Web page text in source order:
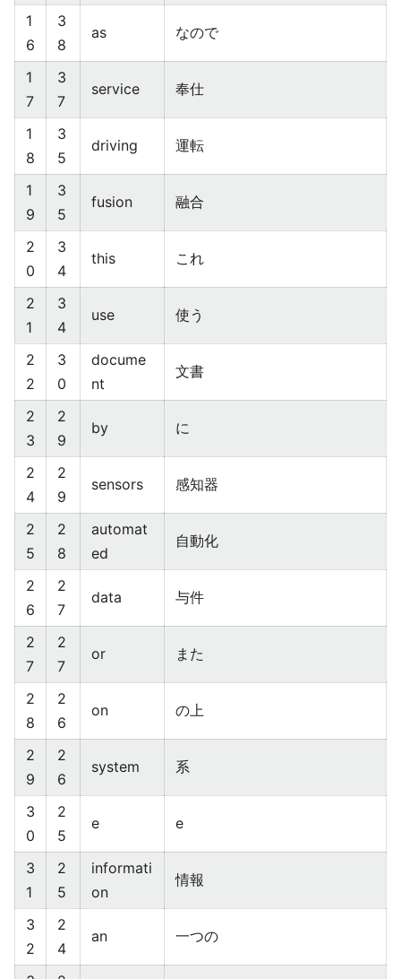
1
6
3
8
as なので
1
7
3
7
service 奉仕
1
8
3
5
driving 運転
1
9
3
5
fusion 融合
2
0
3
4
this これ
2
1
3
4
use 使う
2
2
3
0
docume
nt
文書
2
3
2
9
by に
2
4
2
9
sensors 感知器
2
5
2
8
automat
ed
自動化
2
6
2
7
data 与件
2
7
2
7
or また
2
8
2
6
on の上
2
9
2
6
system 系
3
0
2
5
e e
3
1
2
5
informati
on
情報
3
2
2
4
an 一つの